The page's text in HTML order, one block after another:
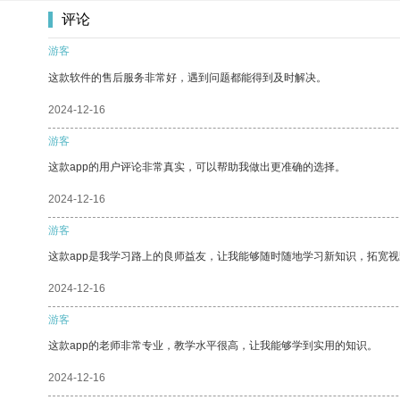
评论
游客
这款软件的售后服务非常好，遇到问题都能得到及时解决。
2024-12-16
游客
这款app的用户评论非常真实，可以帮助我做出更准确的选择。
2024-12-16
游客
这款app是我学习路上的良师益友，让我能够随时随地学习新知识，拓宽
2024-12-16
游客
这款app的老师非常专业，教学水平很高，让我能够学到实用的知识。
2024-12-16